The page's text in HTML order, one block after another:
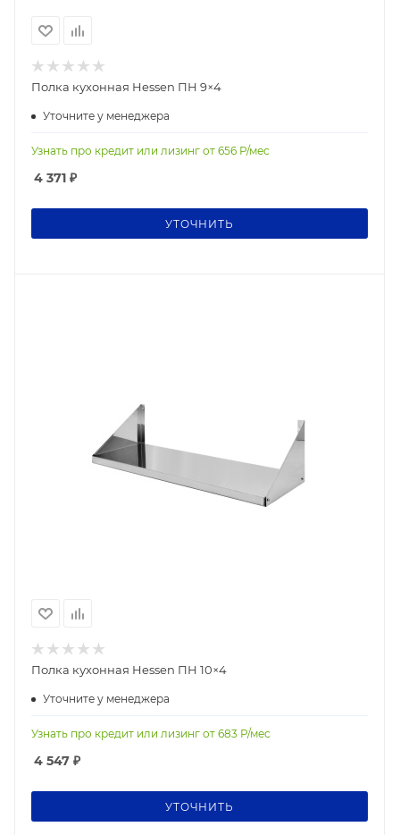
Полка кухонная Hessen ПН 9×4
Уточните у менеджера
Узнать про кредит или лизинг от 656 Р/мес
4 371 ₽
УТОЧНИТЬ
Полка кухонная Hessen ПН 10×4
Уточните у менеджера
Узнать про кредит или лизинг от 683 Р/мес
4 547 ₽
УТОЧНИТЬ